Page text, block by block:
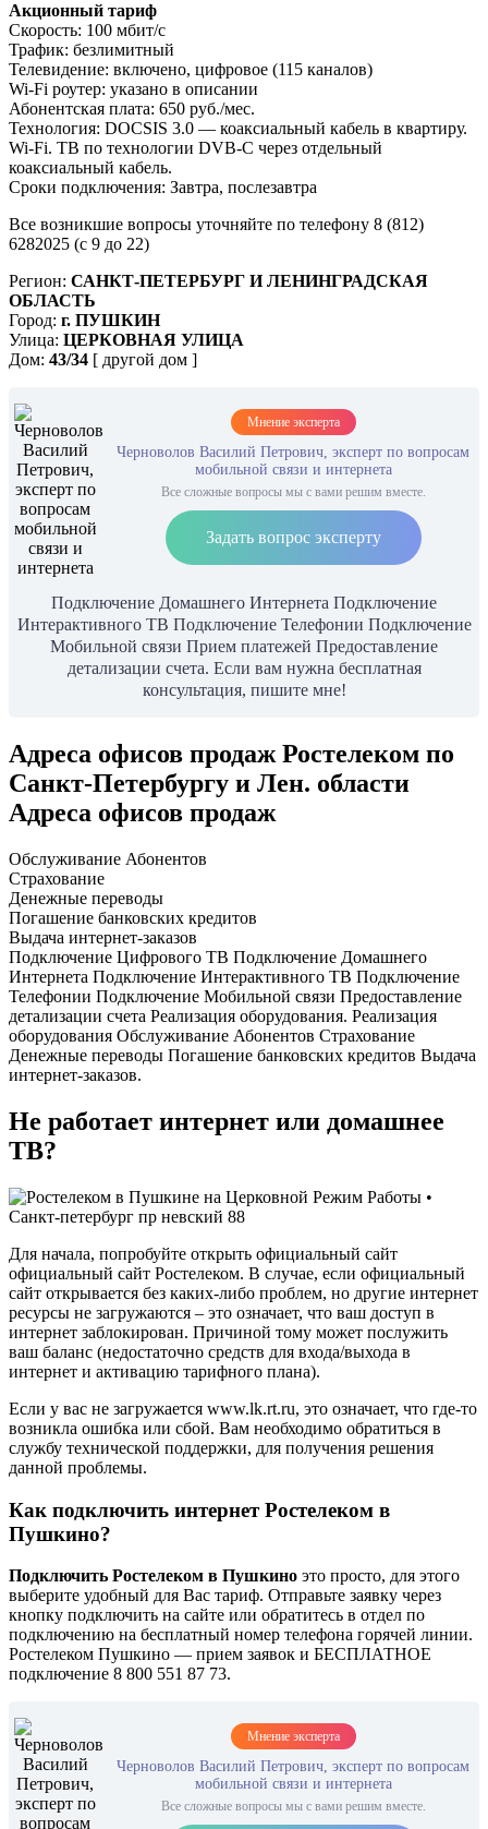
Акционный тариф
Скорость: 100 мбит/с
Трафик: безлимитный
Телевидение: включено, цифровое (115 каналов)
Wi-Fi роутер: указано в описании
Абонентская плата: 650 руб./мес.
Технология: DOCSIS 3.0 — коаксиальный кабель в квартиру.
Wi-Fi. ТВ по технологии DVB-C через отдельный
коаксиальный кабель.
Сроки подключения: Завтра, послезавтра
Все возникшие вопросы уточняйте по телефону 8 (812)
6282025 (с 9 до 22)
Регион: САНКТ-ПЕТЕРБУРГ И ЛЕНИНГРАДСКАЯ
ОБЛАСТЬ
Город: г. ПУШКИН
Улица: ЦЕРКОВНАЯ УЛИЦА
Дом: 43/34 [ другой дом ]
Мнение эксперта
Черноволов Василий Петрович, эксперт по вопросам
мобильной связи и интернета
Все сложные вопросы мы с вами решим вместе.
Задать вопрос эксперту
Подключение Домашнего Интернета Подключение
Интерактивного ТВ Подключение Телефонии Подключение
Мобильной связи Прием платежей Предоставление
детализации счета. Если вам нужна бесплатная
консультация, пишите мне!
Адреса офисов продаж Ростелеком по
Санкт-Петербургу и Лен. области
Адреса офисов продаж
Обслуживание Абонентов
Страхование
Денежные переводы
Погашение банковских кредитов
Выдача интернет-заказов
Подключение Цифрового ТВ Подключение Домашнего
Интернета Подключение Интерактивного ТВ Подключение
Телефонии Подключение Мобильной связи Предоставление
детализации счета Реализация оборудования. Реализация
оборудования Обслуживание Абонентов Страхование
Денежные переводы Погашение банковских кредитов Выдача
интернет-заказов.
Не работает интернет или домашнее
ТВ?
Для начала, попробуйте открыть официальный сайт
официальный сайт Ростелеком. В случае, если официальный
сайт открывается без каких-либо проблем, но другие интернет
ресурсы не загружаются – это означает, что ваш доступ в
интернет заблокирован. Причиной тому может послужить
ваш баланс (недостаточно средств для входа/выхода в
интернет и активацию тарифного плана).
Если у вас не загружается www.lk.rt.ru, это означает, что где-то
возникла ошибка или сбой. Вам необходимо обратиться в
службу технической поддержки, для получения решения
данной проблемы.
Как подключить интернет Ростелеком в
Пушкино?
Подключить Ростелеком в Пушкино это просто, для этого
выберите удобный для Вас тариф. Отправьте заявку через
кнопку подключить на сайте или обратитесь в отдел по
подключению на бесплатный номер телефона горячей линии.
Ростелеком Пушкино — прием заявок и БЕСПЛАТНОЕ
подключение 8 800 551 87 73.
Мнение эксперта
Черноволов Василий Петрович, эксперт по вопросам
мобильной связи и интернета
Все сложные вопросы мы с вами решим вместе.